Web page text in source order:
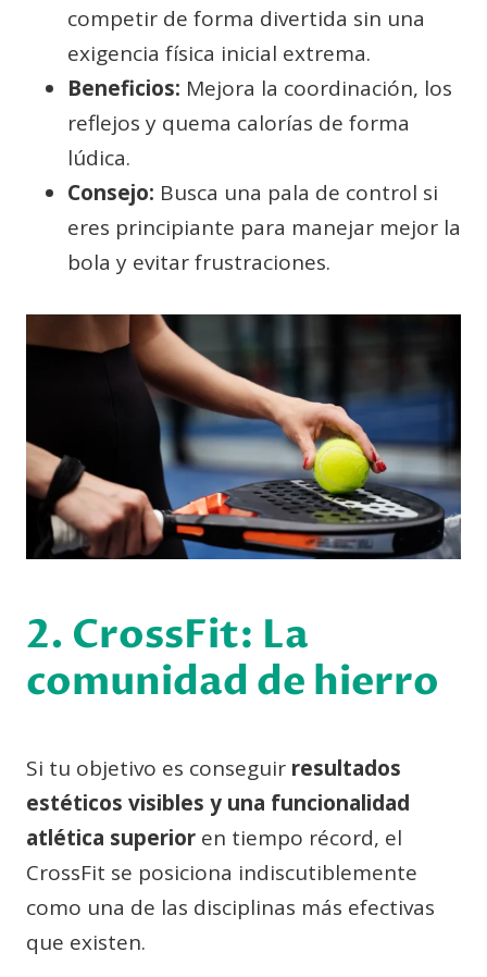
competir de forma divertida sin una
exigencia física inicial extrema.
Beneficios: Mejora la coordinación, los
reflejos y quema calorías de forma
lúdica.
Consejo: Busca una pala de control si
eres principiante para manejar mejor la
bola y evitar frustraciones.
2. CrossFit: La
comunidad de hierro
Si tu objetivo es conseguir resultados
estéticos visibles y una funcionalidad
atlética superior en tiempo récord, el
CrossFit se posiciona indiscutiblemente
como una de las disciplinas más efectivas
que existen.